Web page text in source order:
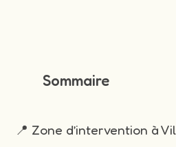
Sommaire
📍 Zone d’intervention à